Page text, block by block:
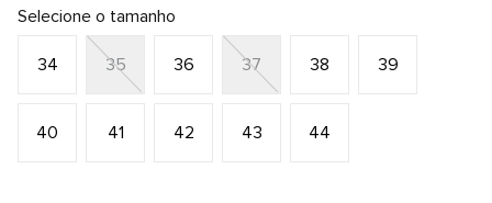
Selecione o tamanho
34 35 36 37 38 39
40 41 42 43 44